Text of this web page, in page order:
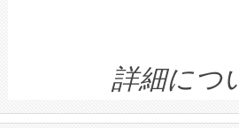
ームを利用すれ
きます。この効
念は、現在デー
ます。 Voltaiq
quality and
BESS stack to
イズの小径化を
す。ノーマルモ
ートル先まで検
詳細につ